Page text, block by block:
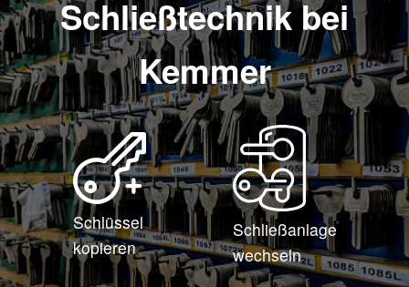
Schließtechnik bei
Kemmer
Schlüssel
kopieren
Schließanlage
wechseln